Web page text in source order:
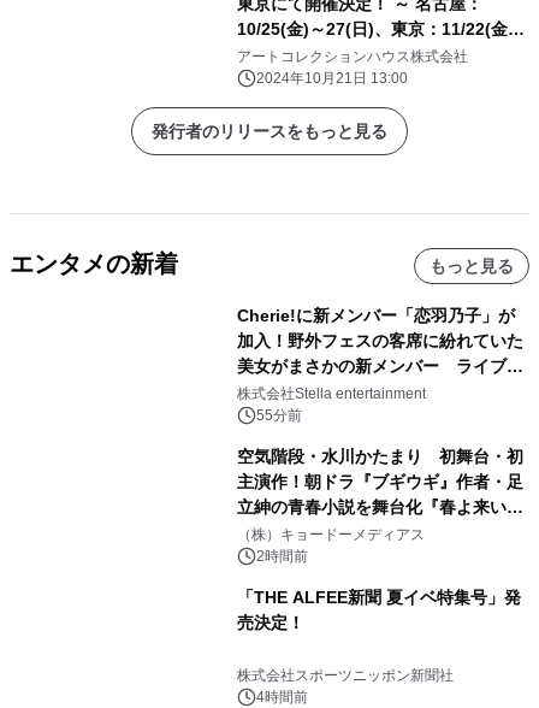
東京にて開催決定！ ～ 名古屋：
10/25(金)～27(日)、東京：11/22(金)
～24(日) ～
アートコレクションハウス株式会社
2024年10月21日 13:00
発行者のリリースをもっと見る
エンタメの新着 もっと見る
Cherie!に新メンバー「恋羽乃子」が
加入！野外フェスの客席に紛れていた
美女がまさかの新メンバー ライブ中
のサプライズ発表に会場騒然
株式会社Stella entertainment
55分前
空気階段・水川かたまり 初舞台・初
主演作！朝ドラ『ブギウギ』作者・足
立紳の青春小説を舞台化『春よ来い、
マジで来い』キービジュアル解禁！
（株）キョードーメディアス
2時間前
「THE ALFEE新聞 夏イベ特集号」発
売決定！
株式会社スポーツニッポン新聞社
4時間前